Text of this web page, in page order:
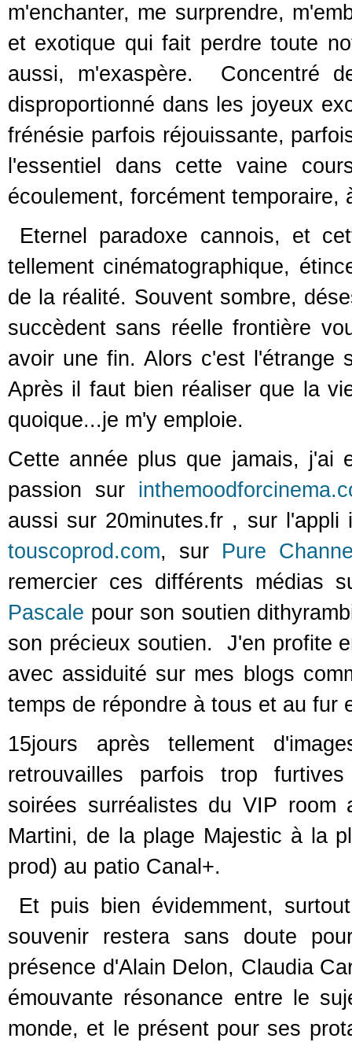
m'enchanter, me surprendre,
et exotique qui fait perdre toute
aussi, m'exaspère. Concentré
disproportionné dans les joyeux
frénésie parfois réjouissante,
l'essentiel dans cette vaine
écoulement, forcément temporaire,
Eternel paradoxe cannois, et
tellement cinématographique,
de la réalité. Souvent sombre,
succèdent sans réelle frontière
avoir une fin. Alors c'est l'étrange
Après il faut bien réaliser que la
quoique...je m'y emploie.
Cette année plus que jamais, j'ai
passion sur
aussi sur 20minutes.fr , sur
touscoprod.com, sur Pure
remercier ces différents médias
Pascale pour son soutien
son précieux soutien. J'en profite
avec assiduité sur mes blogs
temps de répondre à tous et au fur
15jours après tellement
retrouvailles parfois trop
soirées surréalistes du VIP
Martini, de la plage Majestic à la
prod) au patio Canal+.
Et puis bien évidemment,
souvenir restera sans doute
présence d'Alain Delon, Claudia
émouvante résonance entre le
monde, et le présent pour ses